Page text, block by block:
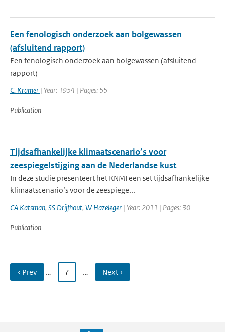
Een fenologisch onderzoek aan bolgewassen
(afsluitend rapport)
Een fenologisch onderzoek aan bolgewassen (afsluitend
rapport)
C. Kramer | Year: 1954 | Pages: 55
Publication
Tijdsafhankelijke klimaatscenario’s voor
zeespiegelstijging aan de Nederlandse kust
In deze studie presenteert het KNMI een set tijdsafhankelijke
klimaatscenario’s voor de zeespiege...
CA Katsman, SS Drijfhout, W Hazeleger | Year: 2011 | Pages: 30
Publication
‹ Prev … 7 … Next ›